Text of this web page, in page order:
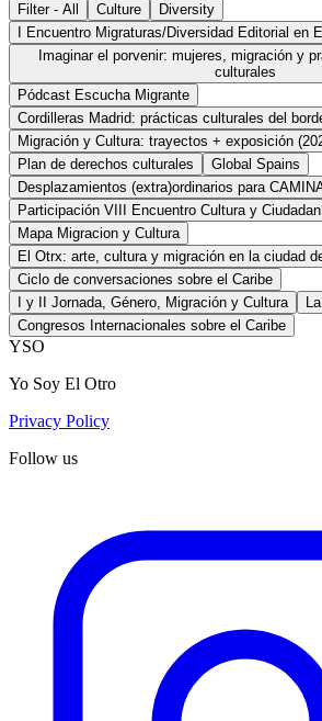
Filter - All Culture
Diversity
I Encuentro Migraturas/Diversidad Editorial en
Imaginar el porvenir: mujeres, migración y
culturales
Pódcast Escucha Migrante
Cordilleras Madrid: prácticas culturales del
Migración y Cultura: trayectos + exposición
Plan de derechos culturales
Global Spains
Desplazamientos (extra)ordinarios para
Participación VIII Encuentro Cultura y
Mapa Migracion y Cultura
El Otrx: arte, cultura y migración en la ciudad
Ciclo de conversaciones sobre el Caribe
I y II Jornada, Género, Migración y Cultura
Congresos Internacionales sobre el Caribe
YSO
Yo Soy El Otro
Privacy Policy
Follow us